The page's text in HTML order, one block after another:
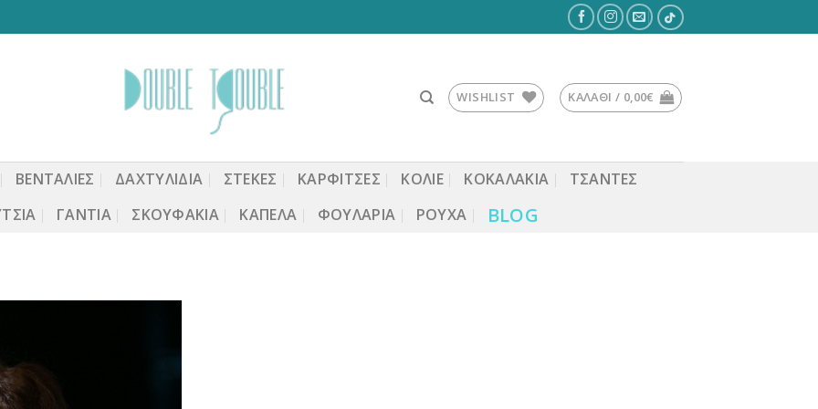
WISHLIST ΚΑΛΆΘΙ / 0,00€
ΒΕΝΤΆΛΙΕΣ ΔΑΧΤΥΛΙΔΙΑ ΣΤΈΚΕΣ ΚΑΡΦΙΤΣΕΣ ΚΟΛΙΕ ΚΟΚΑΛΆΚΙΑ
ΤΣΆΝΤΕΣ
ΓΆΝΤΙΑ ΣΚΟΥΦΆΚΙΑ ΚΑΠΈΛΑ ΦΟΥΛΆΡΙΑ ΡΟΎΧΑ BLOG